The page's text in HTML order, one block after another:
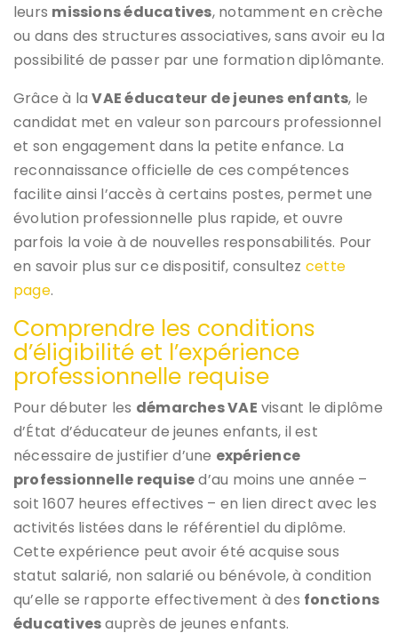
leurs missions éducatives, notamment en crèche
ou dans des structures associatives, sans avoir eu la
possibilité de passer par une formation diplômante.
Grâce à laVAE éducateur de jeunes enfants, le
candidat met en valeur son parcours professionnel
et son engagement dans la petite enfance. La
reconnaissance officielle de ces compétences
facilite ainsi l’accès à certains postes, permet une
évolution professionnelle plus rapide, et ouvre
parfois la voie à de nouvelles responsabilités. Pour
en savoir plus sur ce dispositif, consultez cette
page.
Comprendre les conditions
d’éligibilité et l’expérience
professionnelle requise
Pour débuter les démarches VAE visant le diplôme
d’État d’éducateur de jeunes enfants, il est
nécessaire de justifier d’une expérience
professionnelle requised’au moins une année –
soit 1607 heures effectives – en lien direct avec les
activités listées dans le référentiel du diplôme.
Cette expérience peut avoir été acquise sous
statut salarié, non salarié ou bénévole, à condition
qu’elle se rapporte effectivement à des fonctions
éducativesauprès de jeunes enfants.